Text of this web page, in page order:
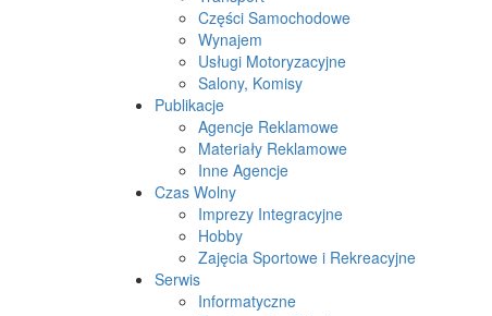
Części Samochodowe
Wynajem
Usługi Motoryzacyjne
Salony, Komisy
Publikacje
Agencje Reklamowe
Materiały Reklamowe
Inne Agencje
Czas Wolny
Imprezy Integracyjne
Hobby
Zajęcia Sportowe i Rekreacyjne
Serwis
Informatyczne